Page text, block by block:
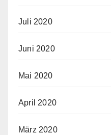
Juli 2020
Juni 2020
Mai 2020
April 2020
März 2020